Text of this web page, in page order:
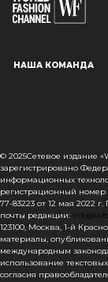
Наш сайт
пользователям,
информацию,
сайта, вы
файлов cookie в
в отношении
с тем, чтобы мы
то вы должны
настройки
НАША КОМАНДА
© 2025Сетевое издание
зарегистрировано
информационных
регистрационный
77-83223 от 12 мая 2022
почты редакции:
123100, Москва, 1-й
материалы,
международным
использование
согласия